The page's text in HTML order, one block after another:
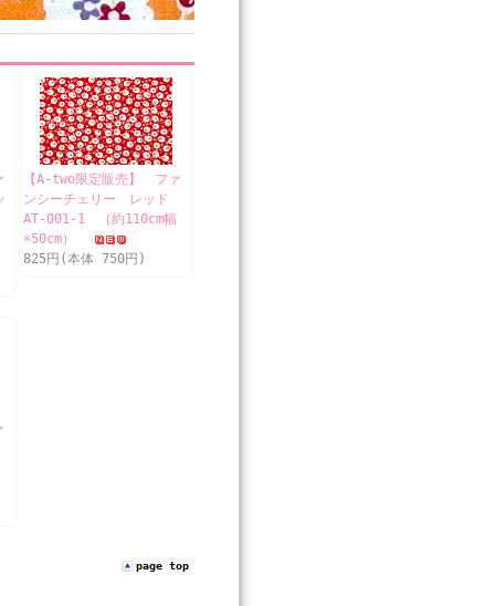
【A-two限定販売】 ファ
ンシーチェリー レッド
AT-001-1 （約110cm幅
×50cm）
825円(本体 750円)
page top